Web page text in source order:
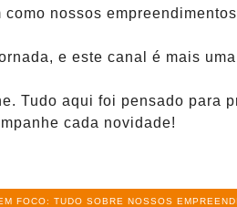
nossos
e este canal é mais
Tudo aqui foi pensado para
cada novidade!
FOCO: TUDO SOBRE NOSSOS